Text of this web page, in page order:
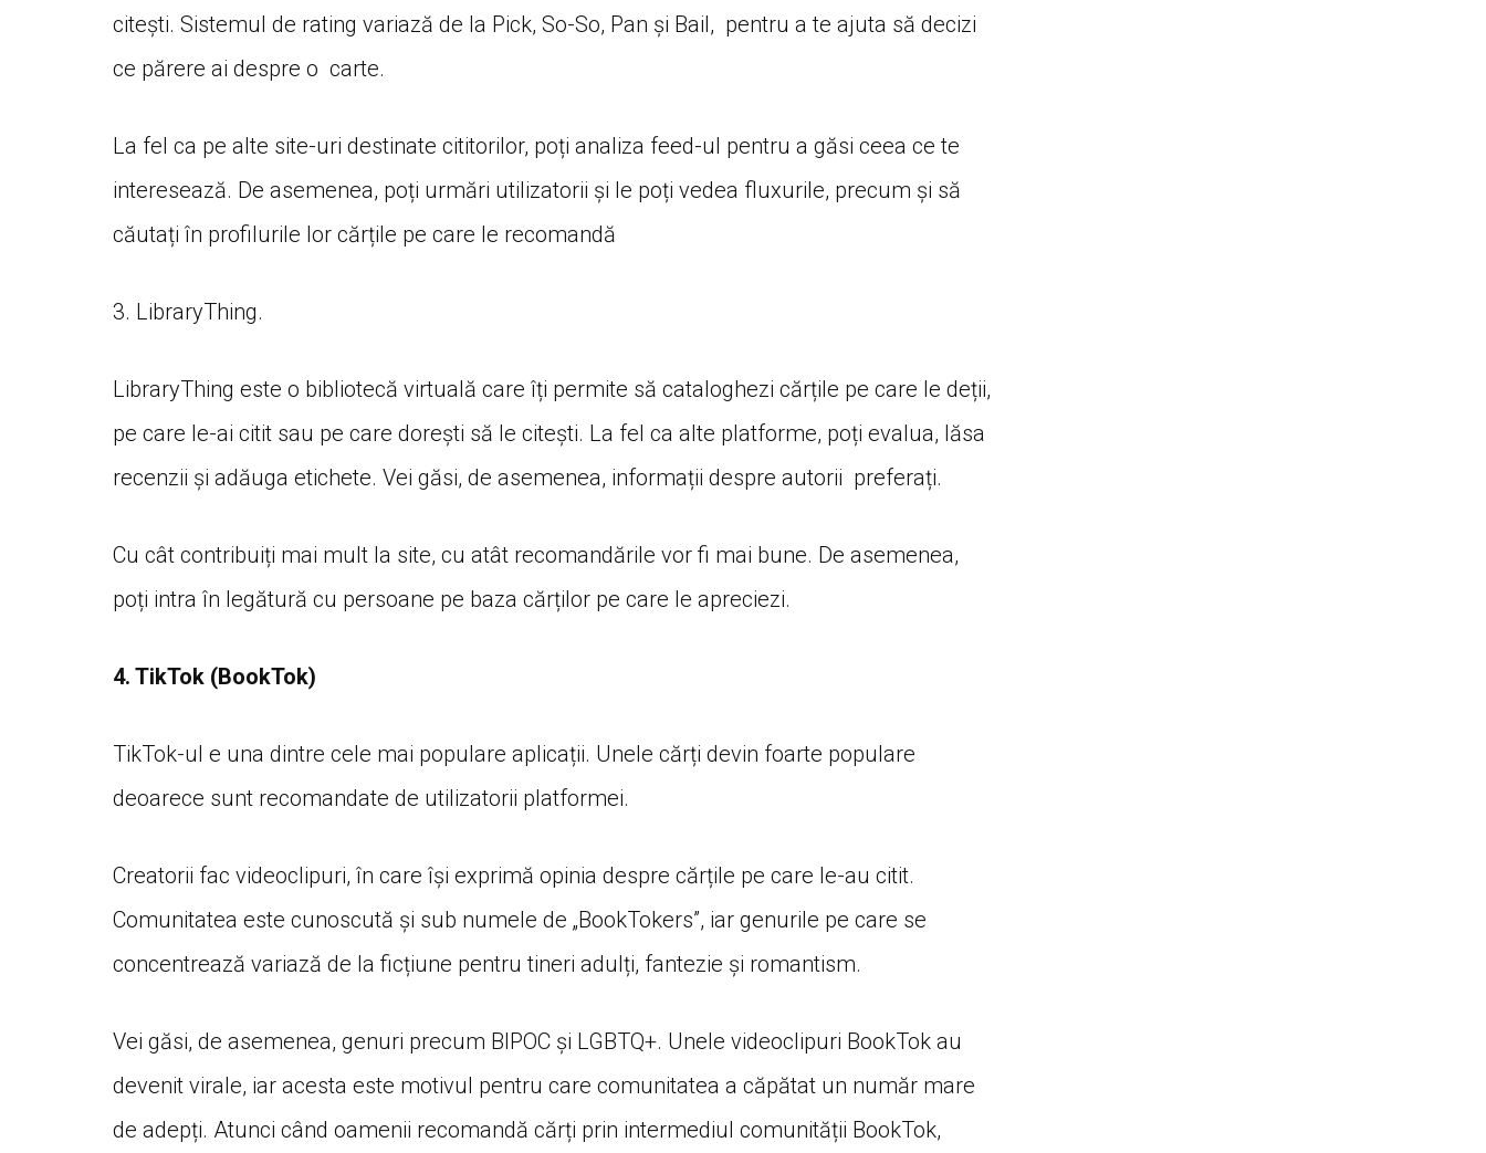
citești. Sistemul de rating variază de la Pick, So-So, Pan și Bail, pentru a te ajuta să decizi
ce părere ai despre o carte.
La fel ca pe alte site-uri destinate cititorilor, poți analiza feed-ul pentru a găsi ceea ce te
interesează. De asemenea, poți urmări utilizatorii și le poți vedea fluxurile, precum și să
căutați în profilurile lor cărțile pe care le recomandă
3. LibraryThing.
LibraryThing este o bibliotecă virtuală care îți permite să cataloghezi cărțile pe care le deții,
pe care le-ai citit sau pe care dorești să le citești. La fel ca alte platforme, poți evalua, lăsa
recenzii și adăuga etichete. Vei găsi, de asemenea, informații despre autorii preferați.
Cu cât contribuiți mai mult la site, cu atât recomandările vor fi mai bune. De asemenea,
poți intra în legătură cu persoane pe baza cărților pe care le apreciezi.
4. TikTok (BookTok)
TikTok-ul e una dintre cele mai populare aplicații. Unele cărți devin foarte populare
deoarece sunt recomandate de utilizatorii platformei.
Creatorii fac videoclipuri, în care își exprimă opinia despre cărțile pe care le-au citit.
Comunitatea este cunoscută și sub numele de „BookTokers”, iar genurile pe care se
concentrează variază de la ficțiune pentru tineri adulți, fantezie și romantism.
Vei găsi, de asemenea, genuri precum BIPOC și LGBTQ+. Unele videoclipuri BookTok au
devenit virale, iar acesta este motivul pentru care comunitatea a căpătat un număr mare
de adepți. Atunci când oamenii recomandă cărți prin intermediul comunității BookTok,